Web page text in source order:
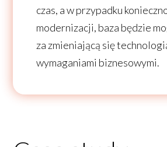
czas, a w przypadku
modernizacji, baza będzie
za zmieniającą się
wymaganiami biznesowymi.